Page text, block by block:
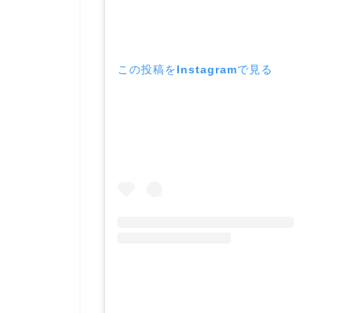
この投稿をInstagramで見る